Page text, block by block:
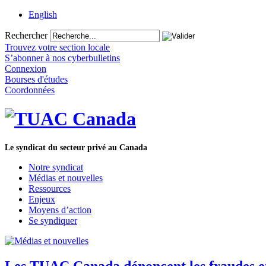
English
Rechercher
Trouvez votre section locale
S’abonner à nos cyberbulletins
Connexion
Bourses d'études
Coordonnées
Le syndicat du secteur privé au Canada
Notre syndicat
Médias et nouvelles
Ressources
Enjeux
Moyens d’action
Se syndiquer